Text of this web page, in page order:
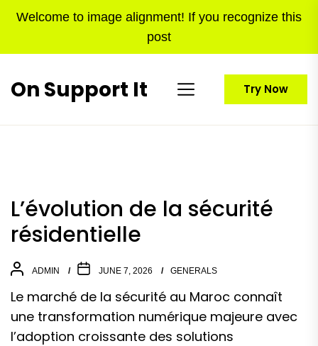
Welcome to image alignment! If you recognize this
post
On Support It Try Now
L’évolution de la sécurité
résidentielle
ADMIN JUNE 7, 2026 GENERALS
Le marché de la sécurité au Maroc connaît
une transformation numérique majeure avec
l’adoption croissante des solutions